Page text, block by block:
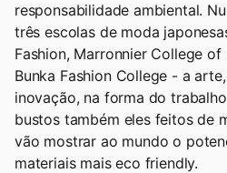
responsabilidade ambiental.
três escolas de moda
Fashion, Marronnier College of
Bunka Fashion College - a
inovação, na forma do
bustos também eles feitos de
vão mostrar ao mundo o
materiais mais eco friendly.